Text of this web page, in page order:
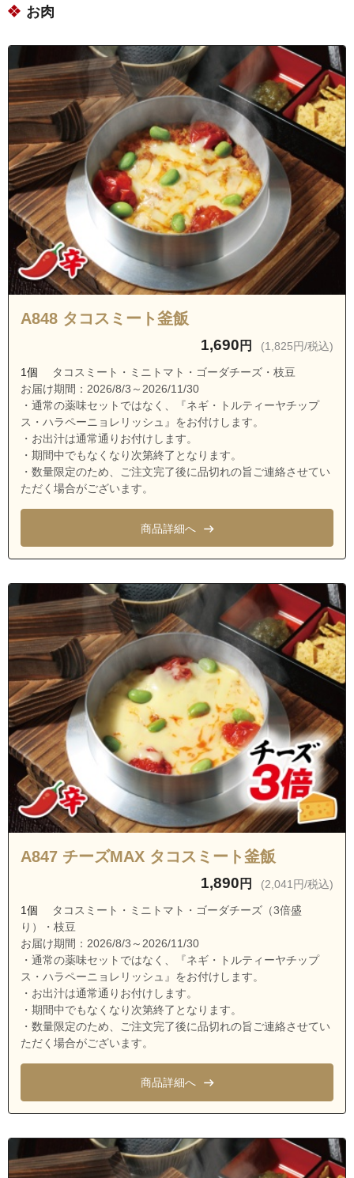
お肉
A848 タコスミート釜飯
1,690 円 (1,825円/税込)
1個
タコスミート・ミニトマト・ゴーダチーズ・枝豆
お届け期間：2026/8/3～2026/11/30
・通常の薬味セットではなく、『ネギ・トルティーヤチップ
ス・ハラペーニョレリッシュ』をお付けします。
・お出汁は通常通りお付けします。
・期間中でもなくなり次第終了となります。
・数量限定のため、ご注文完了後に品切れの旨ご連絡させてい
ただく場合がございます。
商品詳細へ
A847 チーズMAX タコスミート釜飯
1,890 円 (2,041円/税込)
1個
タコスミート・ミニトマト・ゴーダチーズ（3倍盛
り）・枝豆
お届け期間：2026/8/3～2026/11/30
・通常の薬味セットではなく、『ネギ・トルティーヤチップ
ス・ハラペーニョレリッシュ』をお付けします。
・お出汁は通常通りお付けします。
・期間中でもなくなり次第終了となります。
・数量限定のため、ご注文完了後に品切れの旨ご連絡させてい
ただく場合がございます。
商品詳細へ